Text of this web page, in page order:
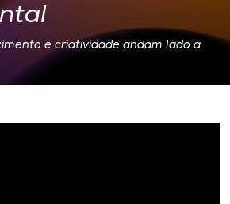
e criatividade andam lado a